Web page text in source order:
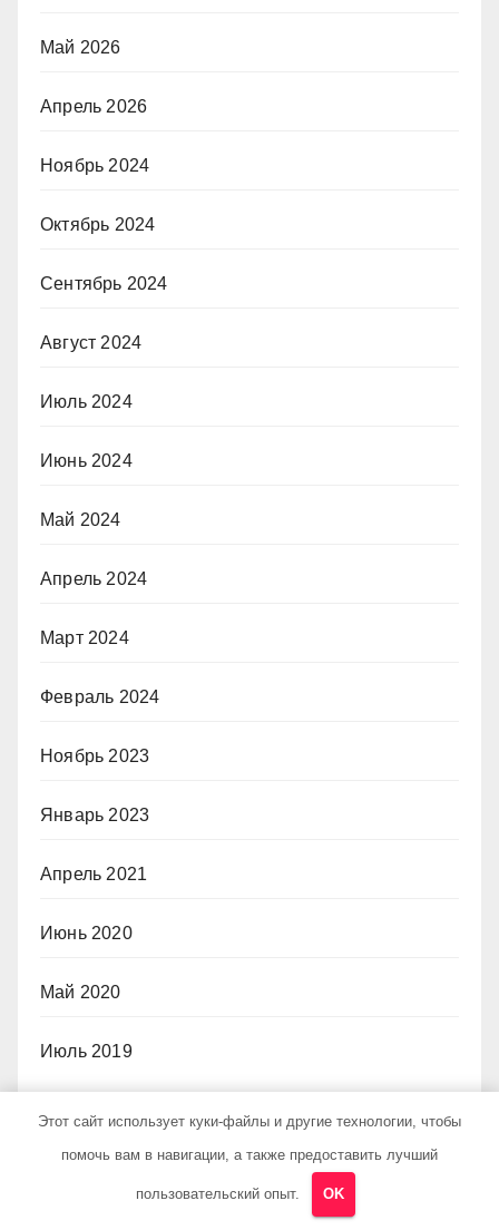
Май 2026
Апрель 2026
Ноябрь 2024
Октябрь 2024
Сентябрь 2024
Август 2024
Июль 2024
Июнь 2024
Май 2024
Апрель 2024
Март 2024
Февраль 2024
Ноябрь 2023
Январь 2023
Апрель 2021
Июнь 2020
Май 2020
Июль 2019
Этот сайт использует куки-файлы и другие технологии, чтобы
помочь вам в навигации, а также предоставить лучший
пользовательский опыт. OK